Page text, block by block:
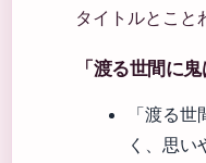
タイトルとこと
「渡る世間に
「渡る
く、思い